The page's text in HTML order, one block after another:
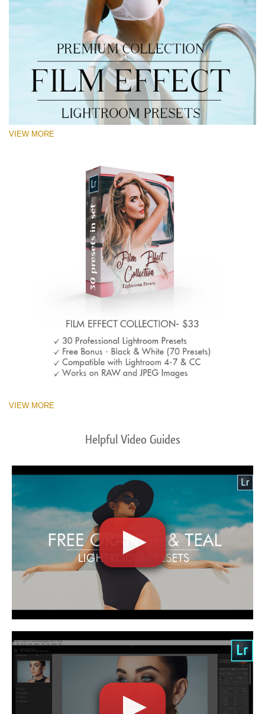
VIEW MORE
VIEW MORE
Helpful Video Guides